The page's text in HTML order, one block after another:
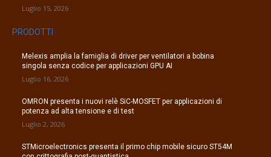
Luglio 15, 2026
PRODOTTI
Melexis amplia la famiglia di driver per ventilatori a bobina
singola senza codice per applicazioni GPU AI
Luglio 16, 2026
OMRON presenta i nuovi relè SiC-MOSFET per applicazioni di
potenza ad alta tensione e di test
Luglio 2, 2026
STMicroelectronics presenta il primo chip mobile sicuro ST54M